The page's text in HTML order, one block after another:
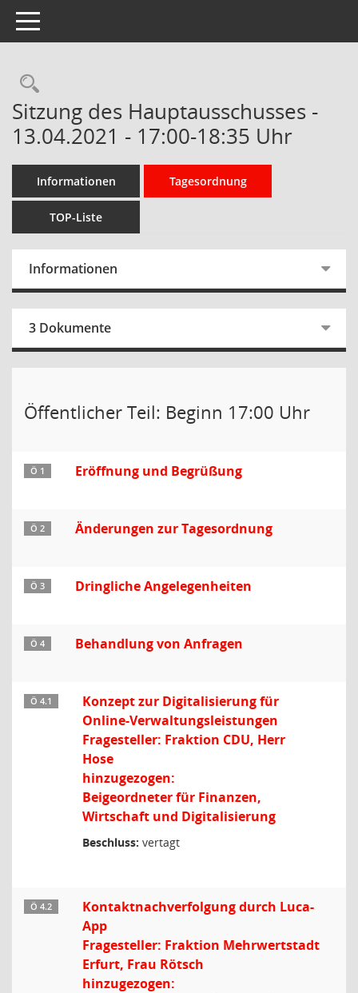
Toggle navigation
Rechercheauswahl
Sitzung des Hauptausschusses -
13.04.2021 - 17:00-18:35 Uhr
Informationen Tagesordnung
TOP-Liste
Informationen
3 Dokumente
Öffentlicher Teil: Beginn 17:00 Uhr
Ö 1 Eröffnung und Begrüßung
Ö 2 Änderungen zur Tagesordnung
Ö 3 Dringliche Angelegenheiten
Ö 4 Behandlung von Anfragen
Ö 4.1
Konzept zur Digitalisierung für
Online-Verwaltungsleistungen
Fragesteller: Fraktion CDU, Herr
Hose
hinzugezogen:
Beigeordneter für Finanzen,
Wirtschaft und Digitalisierung
Beschluss: vertagt
Ö 4.2
Kontaktnachverfolgung durch Luca-
App
Fragesteller: Fraktion Mehrwertstadt
Erfurt, Frau Rötsch
hinzugezogen: